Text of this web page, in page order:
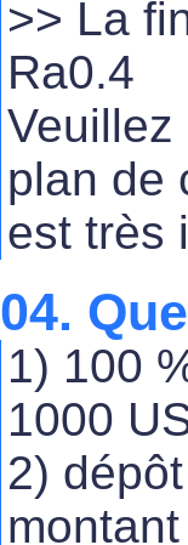
>> La
Ra0.4
plan de
est très
04.
1) 100
1000
2)